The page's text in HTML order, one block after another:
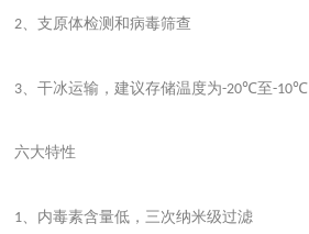
2 、支原体检测和病毒筛查
3 、干冰运输，建议存储温度为-20℃至-10℃
六大特性
1 、内毒素含量低，三次纳米级过滤